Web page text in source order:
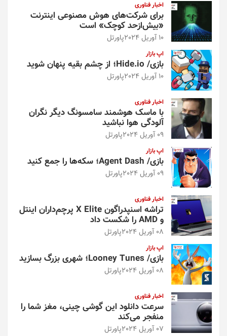
اخبار فناوری
برای شرکت‌های هوش مصنوعی اینترنت
«بیش‌از‌حد کوچک» است
10 آوریل 2024 پاورتل
اپ بازار
بازی/ Hide.io؛ از چشم بقیه پنهان شوید
10 آوریل 2024 پاورتل
اخبار فناوری
با ماسک هوشمند سامسونگ دیگر نگران
آلودگی هوا نباشید
09 آوریل 2024 پاورتل
اپ بازار
بازی/ Agent Dash؛ سکه‌ها را جمع کنید
09 آوریل 2024 پاورتل
اخبار فناوری
تراشه اسنپدراگون X Elite پرچم‌داران اینتل
و AMD را شکست داد
08 آوریل 2024 پاورتل
اپ بازار
بازی/ Looney Tunes؛ شهری بزرگ بسازید
08 آوریل 2024 پاورتل
اخبار فناوری
سرعت دانلود این گوشی چینی، مغز شما را
منفجر می‌کند
07 آوریل 2024 پاورتل